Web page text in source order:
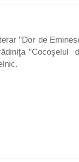
"Dor de
"Cocoşelul